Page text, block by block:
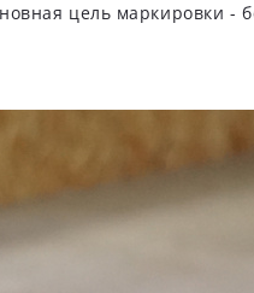
цель маркировки